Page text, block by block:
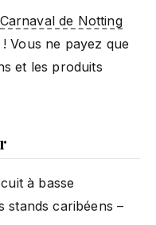
Carnaval de Notting
Vous ne payez que
et les produits
à basse
stands caribéens –